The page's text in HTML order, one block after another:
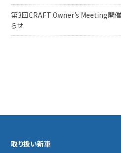
第3回CRAFT Owner’s Meeting開
らせ
取り扱い新車